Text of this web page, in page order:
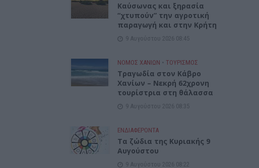
Καύσωνας και ξηρασία
“χτυπούν” την αγροτική
παραγωγή και στην Κρήτη
9 Αυγούστου 2026 08:45
ΝΟΜΌΣ ΧΑΝΊΩΝ • ΤΟΥΡΙΣΜΟΣ
Τραγωδία στον Κάβρο
Χανίων – Νεκρή 62χρονη
τουρίστρια στη θάλασσα
9 Αυγούστου 2026 08:35
ΕΝΔΙΑΦΕΡΟΝΤΑ
Τα ζώδια της Κυριακής 9
Αυγούστου
9 Αυγούστου 2026 08:22